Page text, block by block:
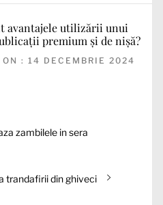
avantajele utilizării unui
premium și de nișă?
ON : 14 DECEMBRIE 2024
zambilele in sera
trandafirii din ghiveci